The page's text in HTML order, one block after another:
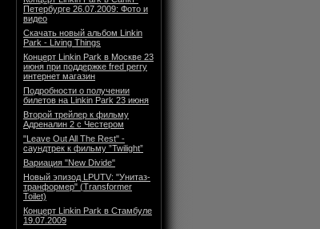
Петербурге 26.07.2009: Фото и
видео
Скачать новый альбом Linkin
Park - Living Things
Концерт Linkin Park в Москве 23
июня при поддержке fred perry
интернет магазин
Подробности о получении
билетов на Linkin Park 23 июня
Второй трейлер к фильму
Адреналин 2 с Честером
"Leave Out All The Rest" -
саундтрек к фильму ”Twilight”
Вариация "New Divide"
Новый эпизод LPUTV: "Унитаз-
транформер" (Transformer
Toilet)
Концерт Linkin Park в Стамбуле
19.07.2009